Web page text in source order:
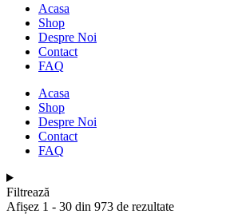
Acasa
Shop
Despre Noi
Contact
FAQ
Acasa
Shop
Despre Noi
Contact
FAQ
Filtrează
Afișez 1 - 30 din 973 de rezultateSortat